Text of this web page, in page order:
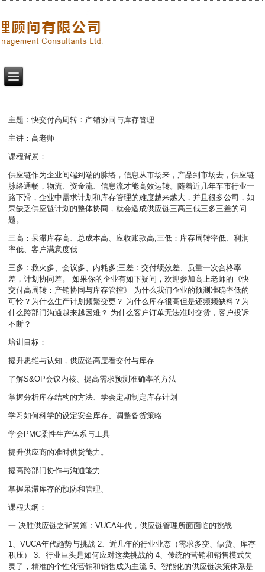
主题：快交付高周转：产销协同与库存管理
主讲：高老师
课程背景：
供应链作为企业间端到端的脉络，信息从市场来，产品到市场去，供应链
脉络通畅，物流、资金流、信息流才能高效运转。随着近几年车市行业一
路下滑，企业中需求计划和库存管理的难度越来越大，并且很多公司，如
果缺乏供应链计划的整体协同，就会造成供应链三高三低三多三差的问
题。
三高：呆滞库存高、总成本高、应收账款高;三低：库存周转率低、利润
率低、客户满意度低
三多：救火多、会议多、内耗多;三差：交付绩效差、质量一次合格率
差，计划协同差。 如果你的企业有如下疑问，欢迎参加高上老师的《快
交付高周转：产销协同与库存管控》 为什么我们企业的预测准确率低的
可怜？为什么生产计划频繁变更？ 为什么库存很高但是还频频缺料？为
什么跨部门沟通越来越困难？ 为什么客户订单无法准时交货，客户投诉
不断？
培训目标：
提升思维与认知，供应链高度看交付与库存
了解S&OP会议内核、提高需求预测准确率的方法
掌握分析库存结构的方法、学会定期制定库存计划
学习如何科学的设定安全库存、调整备货策略
学会PMC柔性生产体系与工具
提升供应商的准时供货能力。
提高跨部门协作与沟通能力
掌握呆滞库存的预防和管理、
课程大纲：
一 决胜供应链之背景篇：VUCA年代，供应链管理所面面临的挑战
1、VUCA年代趋势与挑战 2、近几年的行业业态（需求多变、缺货、库存
积压） 3、行业巨头是如何应对这类挑战的 4、传统的营销和销售模式失
灵了，精准的个性化营销和销售成为主流 5、智能化的供应链决策体系是